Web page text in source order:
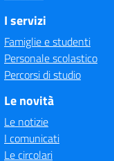
I servizi
Famiglie e studenti
Personale scolastico
Percorsi di studio
Le novità
Le notizie
I comunicati
Le circolari